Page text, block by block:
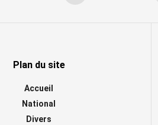
Plan du site
Accueil
National
Divers